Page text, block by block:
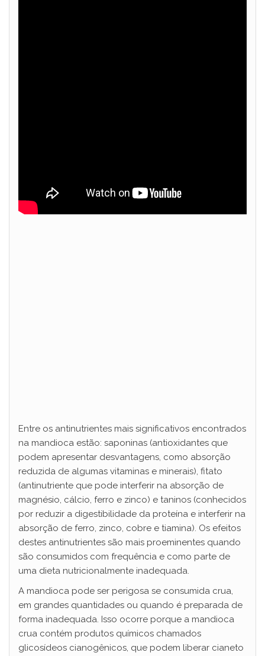
Entre os antinutrientes mais significativos encontrados
na mandioca estão: saponinas (antioxidantes que
podem apresentar desvantagens, como absorção
reduzida de algumas vitaminas e minerais), fitato
(antinutriente que pode interferir na absorção de
magnésio, cálcio, ferro e zinco) e taninos (conhecidos
por reduzir a digestibilidade da proteína e interferir na
absorção de ferro, zinco, cobre e tiamina). Os efeitos
destes antinutrientes são mais proeminentes quando
são consumidos com frequência e como parte de
uma dieta nutricionalmente inadequada.
A mandioca pode ser perigosa se consumida crua,
em grandes quantidades ou quando é preparada de
forma inadequada. Isso ocorre porque a mandioca
crua contém produtos químicos chamados
glicosídeos cianogênicos, que podem liberar cianeto